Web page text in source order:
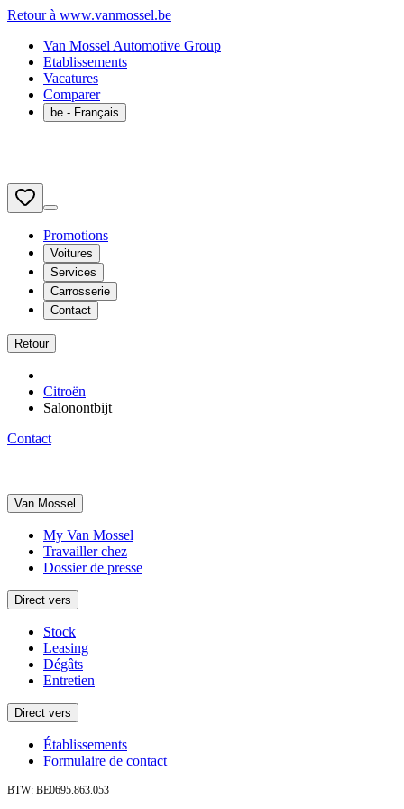
Retour à www.vanmossel.be
Van Mossel Automotive Group
Etablissements
Vacatures
Comparer
be - Français
Promotions
Voitures
Services
Carrosserie
Contact
Retour
Citroën
Salonontbijt
Contact
Van Mossel
My Van Mossel
Travailler chez
Dossier de presse
Direct vers
Stock
Leasing
Dégâts
Entretien
Direct vers
Établissements
Formulaire de contact
BTW: BE0695.863.053